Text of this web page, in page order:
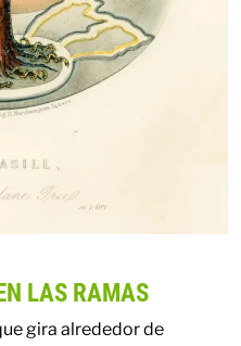
LAS RAMAS
gira alrededor de